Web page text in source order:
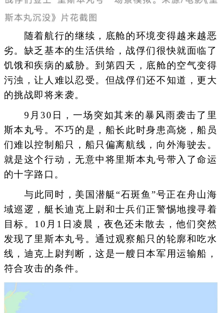
随着航行的继续，底舱的环境变得越来越恶
劣。缺乏基本的生活供给，战俘们很快就面临了
饥饿和疾病的威胁。到第四天，底舱的空气变得
污浊，让人难以忍受。但战俘们还不知道，更大
的挑战即将来袭。
9月30日，一场突如其来的暴风雨袭击了里
斯本丸号。不巧的是，船长此时身患高烧，船员
们难以控制船只，船只偏离航线，向外海驶去。
就是这个行动，无意中将里斯本丸号带入了命运
的十字路口。
与此同时，美国潜艇“石斑鱼”号正在舟山海
域巡逻，艇长迪克上尉和士兵们正警惕地搜寻着
目标。10月1日凌晨，夜色还未散去，他们突然
发现了里斯本丸号。通过观察船只的轮廓和吃水
线，迪克上尉判断，这是一艘日本军用运输船，
符合攻击的条件。